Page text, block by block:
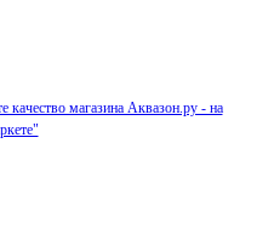
качество магазина Аквазон.ру - на